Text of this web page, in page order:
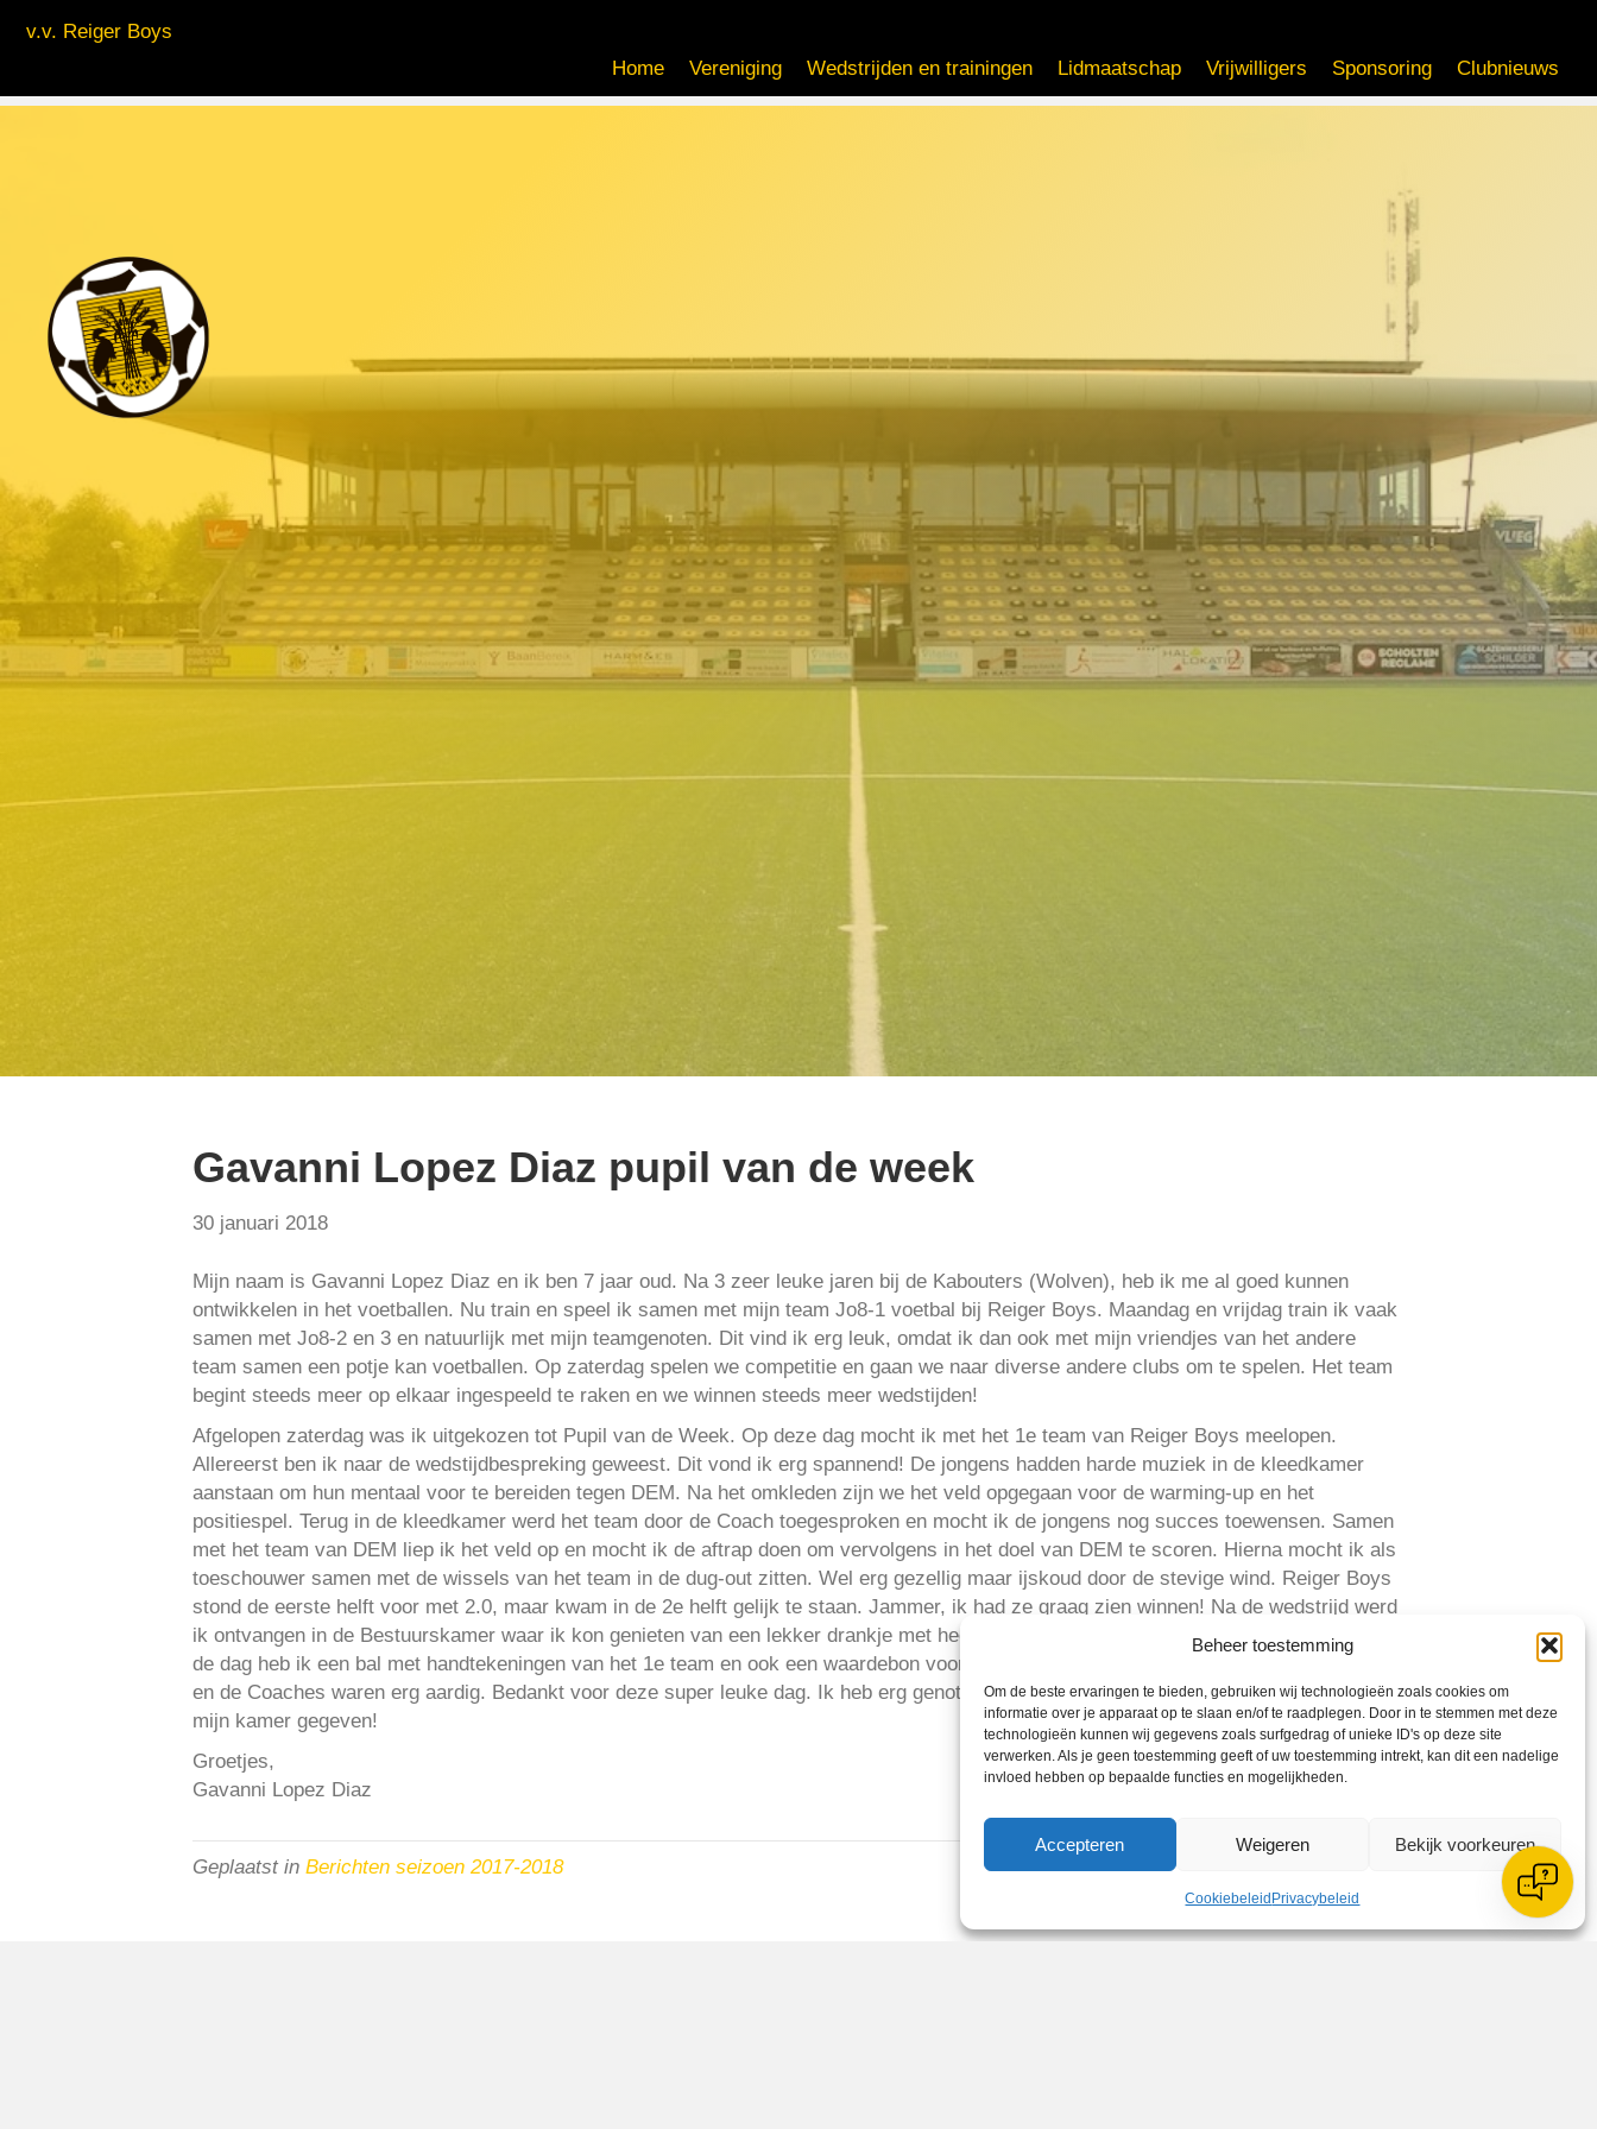
Beheer toestemming
Om de beste ervaringen te bieden, gebruiken wij technologieën zoals cookies om
informatie over je apparaat op te slaan en/of te raadplegen. Door in te stemmen met deze
technologieën kunnen wij gegevens zoals surfgedrag of unieke ID's op deze site
verwerken. Als je geen toestemming geeft of uw toestemming intrekt, kan dit een nadelige
invloed hebben op bepaalde functies en mogelijkheden.
Accepteren Weigeren Bekijk voorkeuren
Cookiebeleid Privacybeleid
v.v. Reiger Boys
Home
Vereniging Wedstrijden en trainingen Lidmaatschap Vrijwilligers Sponsoring Clubnieuws
Gavanni Lopez Diaz pupil van de week
30 januari 2018
Mijn naam is Gavanni Lopez Diaz en ik ben 7 jaar oud. Na 3 zeer leuke jaren bij de Kabouters (Wolven), heb ik me al goed kunnen
ontwikkelen in het voetballen. Nu train en speel ik samen met mijn team Jo8-1 voetbal bij Reiger Boys. Maandag en vrijdag train ik vaak
samen met Jo8-2 en 3 en natuurlijk met mijn teamgenoten. Dit vind ik erg leuk, omdat ik dan ook met mijn vriendjes van het andere
team samen een potje kan voetballen. Op zaterdag spelen we competitie en gaan we naar diverse andere clubs om te spelen. Het team
begint steeds meer op elkaar ingespeeld te raken en we winnen steeds meer wedstijden!
Afgelopen zaterdag was ik uitgekozen tot Pupil van de Week. Op deze dag mocht ik met het 1e team van Reiger Boys meelopen.
Allereerst ben ik naar de wedstijdbespreking geweest. Dit vond ik erg spannend! De jongens hadden harde muziek in de kleedkamer
aanstaan om hun mentaal voor te bereiden tegen DEM. Na het omkleden zijn we het veld opgegaan voor de warming-up en het
positiespel. Terug in de kleedkamer werd het team door de Coach toegesproken en mocht ik de jongens nog succes toewensen. Samen
met het team van DEM liep ik het veld op en mocht ik de aftrap doen om vervolgens in het doel van DEM te scoren. Hierna mocht ik als
toeschouwer samen met de wissels van het team in de dug-out zitten. Wel erg gezellig maar ijskoud door de stevige wind. Reiger Boys
stond de eerste helft voor met 2.0, maar kwam in de 2e helft gelijk te staan. Jammer, ik had ze graag zien winnen! Na de wedstrijd werd
ik ontvangen in de Bestuurskamer waar ik kon genieten van een lekker drankje met heerlijke warme friet en snacks. Aan het einde van
de dag heb ik een bal met handtekeningen van het 1e team en ook een waardebon voor de McDonald gekregen. De jongens van 1e team
en de Coaches waren erg aardig. Bedankt voor deze super leuke dag. Ik heb erg genoten en heb de bal natuurlijk al een mooi plekje in
mijn kamer gegeven!
Groetjes,
Gavanni Lopez Diaz
Geplaatst in Berichten seizoen 2017-2018